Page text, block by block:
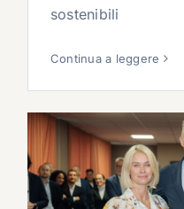
sostenibili
Continua a leggere